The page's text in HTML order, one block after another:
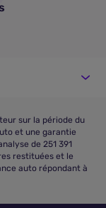
sur la période du
et une garantie
de 251 391
restituées et le
auto répondant à